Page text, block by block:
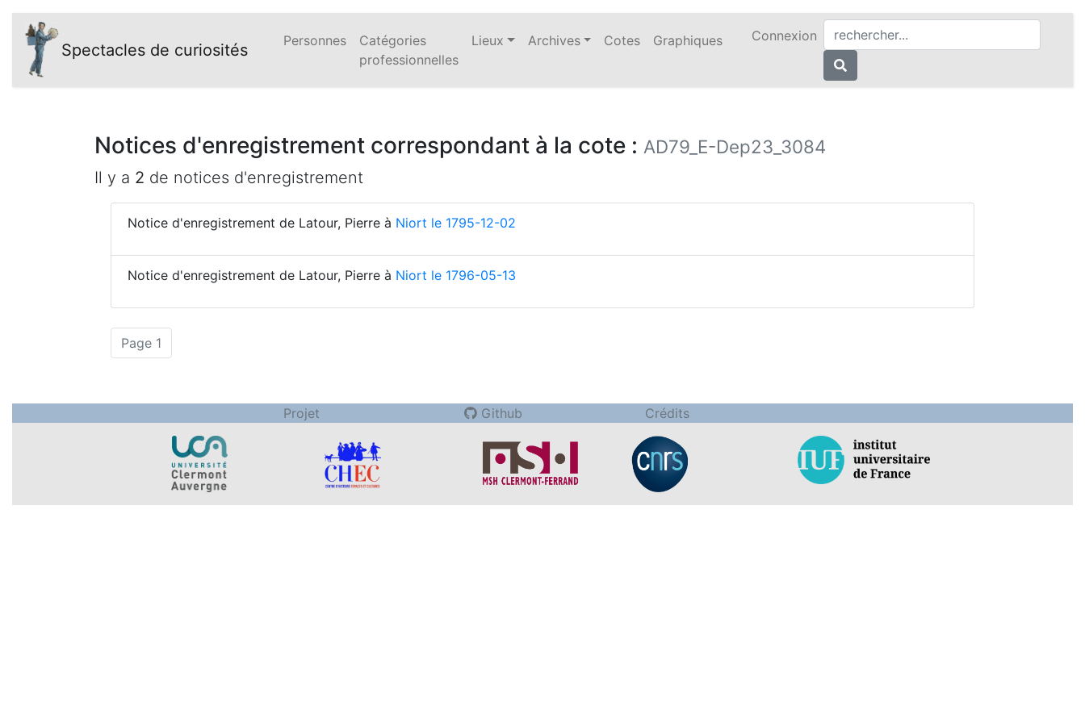
Spectacles de curiosités Personnes
Catégories
professionnelles
Lieux Archives Cotes Graphiques Connexion
Notices d'enregistrement correspondant à la cote : AD79_E-Dep23_3084
Il y a 2 de notices d'enregistrement
Notice d'enregistrement de Latour, Pierre à Niort le 1795-12-02
Notice d'enregistrement de Latour, Pierre à Niort le 1796-05-13
Page 1
Projet Github Crédits